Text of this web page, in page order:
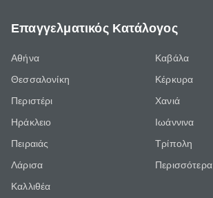
Επαγγελματικός Κατάλογος
Αθήνα
Θεσσαλονίκη
Περιστέρι
Ηράκλειο
Πειραιάς
Λάρισα
Καλλιθέα
Καβάλα
Κέρκυρα
Χανιά
Ιωάννινα
Τρίπολη
Περισσότερα